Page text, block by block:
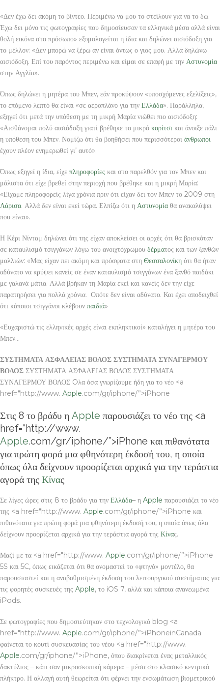
«Δεν έχω δει ακόμη το βίντεο. Περιμένω να μου το στείλουν για να το δω.
Έχω δει μόνο τις φωτογραφίες που δημοσίευσαν τα ελληνικά μέσα αλλά είναι
θολή εικόνα στο πρόσωπο» εξομολογείται η ίδια και δηλώνει αισιόδοξη για
το μέλλον: «Δεν μπορώ να ξέρω αν είναι όντως ο γιος μου. Αλλά δηλώνω
αισιόδοξη. Επί του παρόντος περιμένω και είμαι σε επαφή με την Αστυνομία
στην Αγγλία».
Όπως δηλώνει η μητέρα του Μπεν, εάν προκύψουν «υποσχόμενες εξελίξεις»,
το επόμενο λεπτό θα είναι «σε αεροπλάνο για την Ελλάδα». Παράλληλα,
εξηγεί ότι μετά την υπόθεση με τη μικρή Μαρία νιώθει πιο αισιόδοξη:
«Αισθάνομαι πολύ αισιόδοξη γιατί βρέθηκε το μικρό κορίτσι και άνοιξε πάλι
η υπόθεση του Μπεν. Νομίζω ότι θα βοηθήσει που περισσότεροι άνθρωποι
έχουν πλέον ενημερωθεί γι’ αυτό».
Όπως εξηγεί η ίδια, είχε πληροφορίες και στο παρελθόν για τον Μπεν και
μάλιστα ότι είχε βρεθεί στην περιοχή που βρέθηκε και η μικρή Μαρία:
«Είχαμε πληροφορείς λίγα χρόνια πριν ότι είχαν δει τον Μπεν το 2009 στη
Λάρισα. Αλλά δεν είναι εκεί τώρα. Ελπίζω ότι η Αστυνομία θα ανακαλύψει
που είναι».
Η Κέρι Νίνταμ δηλώνει ότι της είχαν αποκλείσει οι αρχές ότι θα βρισκόταν
σε καταυλισμό τσιγγάνων λόγω του ανοιχτόχρωμου δέρματος και των ξανθών
μαλλιών: «Μας είχαν πει ακόμη και πρόσφατα στη Θεσσαλονίκη ότι θα ήταν
αδύνατο να κρύψει κανείς σε έναν καταυλισμό τσιγγάνων ένα ξανθό παιδάκι
με γαλανά μάτια. Αλλά βρήκαν τη Μαρία εκεί και κανείς δεν την είχε
παρατηρήσει για πολλά χρόνια. Οπότε δεν είναι αδύνατο. Και έχει αποδειχθεί
ότι κάποιοι τσιγγάνοι κλέβουν παιδιά»
«Ευχαριστώ τις ελληνικές αρχές είναι εκπληκτικοί» καταλήγει η μητέρα του
Μπεν…
ΣΥΣΤΗΜΑΤΑ ΑΣΦΑΛΕΙΑΣ ΒΟΛΟΣ ΣΥΣΤΗΜΑΤΑ ΣΥΝΑΓΕΡΜΟΥ
ΒΟΛΟΣ ΣΥΣΤΗΜΑΤΑ ΑΣΦΑΛΕΙΑΣ ΒΟΛΟΣ ΣΥΣΤΗΜΑΤΑ
ΣΥΝΑΓΕΡΜΟΥ ΒΟΛΟΣ Oλα όσα γνωρίζουμε ήδη για το νέο <a
href="http://www. Apple.com/gr/iphone/”>iPhone
Στις 8 το βράδυ η Apple παρουσιάζει το νέο της <a
href="http://www.
Apple.com/gr/iphone/”>iPhone και πιθανότατα
για πρώτη φορά μια φθηνότερη έκδοσή του, η οποία
όπως όλα δείχνουν προορίζεται αρχικά για την τεράστια
αγορά της Κίνας
Σε λίγες ώρες στις 8 το βράδυ για την Ελλάδα– η Apple παρουσιάζει το νέο
της <a href="http://www. Apple.com/gr/iphone/”>iPhone και
πιθανότατα για πρώτη φορά μια φθηνότερη έκδοσή του, η οποία όπως όλα
δείχνουν προορίζεται αρχικά για την τεράστια αγορά της Κίνας.
Μαζί με τα <a href="http://www. Apple.com/gr/iphone/”>iPhone
5S και 5C, όπως εικάζεται ότι θα ονομαστεί το «φτηνό» μοντέλο, θα
παρουσιαστεί και η αναβαθμισμένη έκδοση του λειτουργικού συστήματος για
τις φορητές συσκευές της Apple, το iOS 7, αλλά και κάποια ανανεωμένα
iPods.
Σε φωτογραφίες που δημοσιεύτηκαν στο τεχνολογικό blog <a
href="http://www. Apple.com/gr/iphone/”>iPhoneinCanada
φαίνεται το κουτί συσκευασίας του νέου <a href="http://www.
Apple.com/gr/iphone/”>iPhone, όπου διακρίνεται ένας μεταλλικός
δακτύλιος – κάτι σαν μικροσκοπική κάμερα – μέσα στο κλασικό κεντρικό
πλήκτρο. Η αλλαγή αυτή θεωρείται ότι φέρνει την ενσωμάτωση βιομετρικού